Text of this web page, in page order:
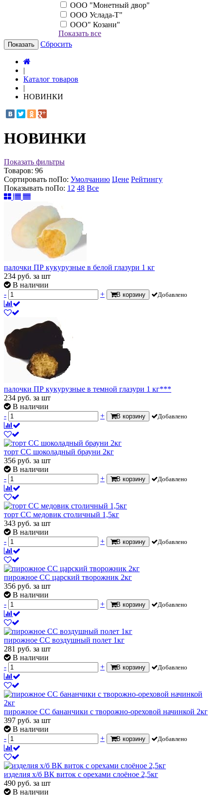
ООО "Монетный двор"
ООО Услада-Т"
ООО" Козани"
Показать все
Показать Сбросить
|
Каталог товаров
|
НОВИНКИ
НОВИНКИ
Показать фильтры
Товаров: 96
Сортировать поПо: Умолчанию Цене Рейтингу
Показывать поПо: 12 48 Все
палочки ПР кукурузные в белой глазури 1 кг
234 руб. за шт
В наличии
-
+ В корзину Добавлено
палочки ПР кукурузные в темной глазури 1 кг***
234 руб. за шт
В наличии
-
+ В корзину Добавлено
торт СС шоколадный брауни 2кг
356 руб. за шт
В наличии
-
+ В корзину Добавлено
торт СС медовик столичный 1,5кг
343 руб. за шт
В наличии
-
+ В корзину Добавлено
пирожное СС царский творожник 2кг
356 руб. за шт
В наличии
-
+ В корзину Добавлено
пирожное СС воздушный полет 1кг
281 руб. за шт
В наличии
-
+ В корзину Добавлено
пирожное СС бананчики с творожно-ореховой начинкой 2кг
397 руб. за шт
В наличии
-
+ В корзину Добавлено
изделия х/б ВК виток с орехами слоёное 2,5кг
490 руб. за шт
В наличии